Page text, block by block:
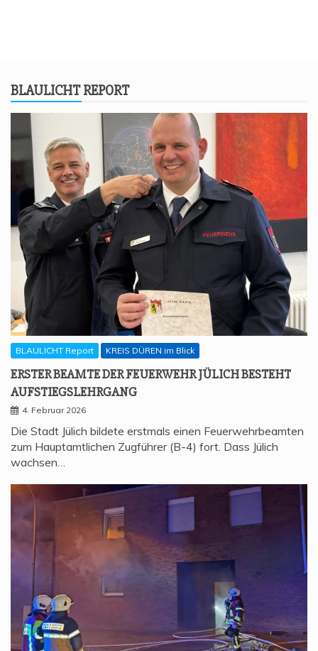
BLAU­LICHT REPORT
BLAULICHT Report KREIS DÜREN im Blick
ERS­TER BEAM­TE DER FEU­ER­WEHR JÜLICH BESTEHT
AUFSTIEGSLEHRGANG
4. Februar 2026
Die Stadt Jülich bildete erstmals einen Feuerwehrbeamten
zum Hauptamtlichen Zugführer (B-4) fort. Dass Jülich
wachsen…